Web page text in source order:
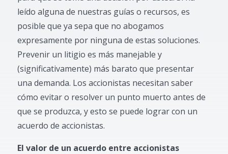
leído alguna de nuestras guías o recursos, es
posible que ya sepa que no abogamos
expresamente por ninguna de estas soluciones.
Prevenir un litigio es más manejable y
(significativamente) más barato que presentar
una demanda. Los accionistas necesitan saber
cómo evitar o resolver un punto muerto antes de
que se produzca, y esto se puede lograr con un
acuerdo de accionistas.
El valor de un acuerdo entre accionistas